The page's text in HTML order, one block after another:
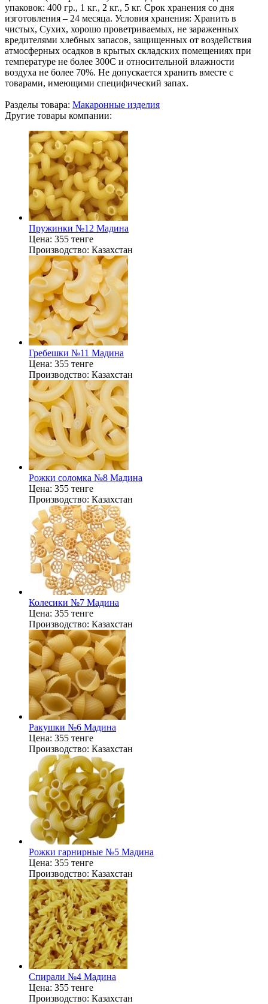
упаковок: 400 гр., 1 кг., 2 кг., 5 кг. Срок хранения со дня
изготовления – 24 месяца. Условия хранения: Хранить в
чистых, Сухих, хорошо проветриваемых, не зараженных
вредителями хлебных запасов, защищенных от воздействия
атмосферных осадков в крытых складских помещениях при
температуре не более 300С и относительной влажности
воздуха не более 70%. Не допускается хранить вместе с
товарами, имеющими специфический запах.
Разделы товара: Макаронные изделия
Другие товары компании:
Пружинки №12 Мадина
Цена: 355 тенге
Производство: Казахстан
Гребешки №11 Мадина
Цена: 355 тенге
Производство: Казахстан
Рожки соломка №8 Мадина
Цена: 355 тенге
Производство: Казахстан
Колесики №7 Мадина
Цена: 355 тенге
Производство: Казахстан
Ракушки №6 Мадина
Цена: 355 тенге
Производство: Казахстан
Рожки гарнирные №5 Мадина
Цена: 355 тенге
Производство: Казахстан
Спирали №4 Мадина
Цена: 355 тенге
Производство: Казахстан